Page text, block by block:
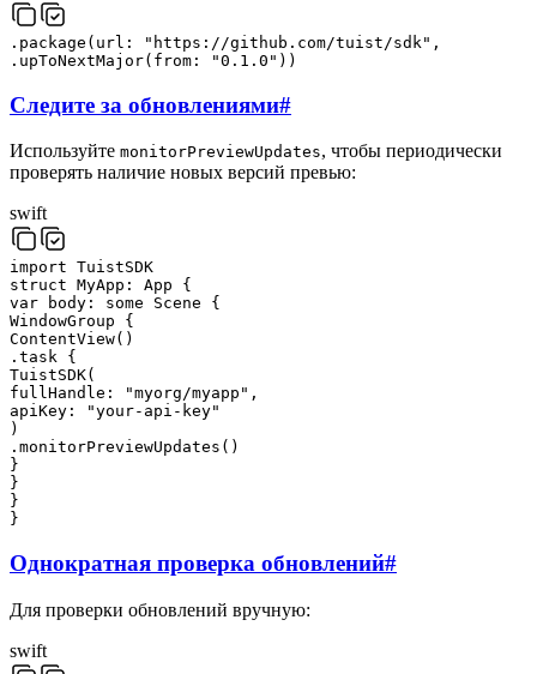
. package ( url : " https://github.com/tuist/sdk " ,
. upToNextMajor( from : "0.1.0 " ) )
Следите за обновлениями#
Используйте monitorPreviewUpdates, чтобы периодически
проверять наличие новых версий превью:
swift
import TuistSDK
struct MyApp : App
{
var
body : some Scene
{
WindowGroup
{
ContentView( )
. task {
TuistSDK(
fullHandle : "myorg/myapp " ,
apiKey : "your-api-key"
)
. monitorPreviewUpdates ( )
}
}
}
}
Однократная проверка обновлений#
Для проверки обновлений вручную:
swift